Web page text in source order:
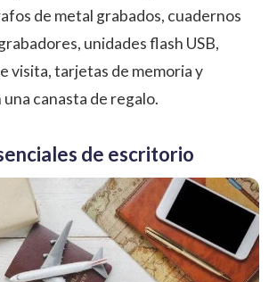
de metal grabados, cuadernos
unidades flash USB,
visita, tarjetas de memoria y
canasta de regalo.
de escritorio